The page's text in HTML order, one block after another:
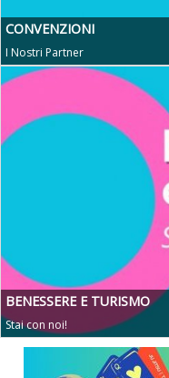
CONVENZIONI
I Nostri Partner
BENESSERE E TURISMO
Stai con noi!